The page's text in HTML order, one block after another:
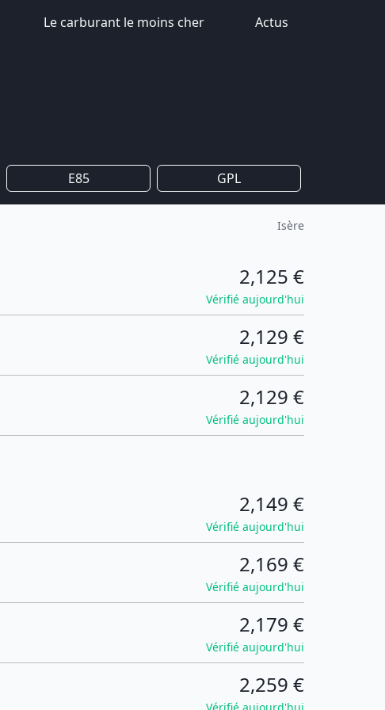
Le carburant le moins cher Actus
E85 GPL
Isère
2,125 €
Vérifié aujourd'hui
2,129 €
Vérifié aujourd'hui
2,129 €
Vérifié aujourd'hui
2,149 €
Vérifié aujourd'hui
2,169 €
Vérifié aujourd'hui
2,179 €
Vérifié aujourd'hui
2,259 €